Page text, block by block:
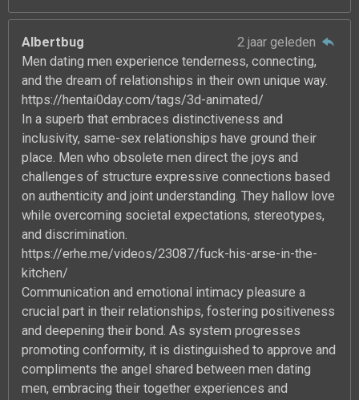
Albertbug
2 jaar geleden
Men dating men experience tenderness, connecting,
and the dream of relationships in their own unique way.
https://hentai0day.com/tags/3d-animated/
In a superb that embraces distinctiveness and
inclusivity, same-sex relationships have ground their
place. Men who obsolete men direct the joys and
challenges of structure expressive connections based
on authenticity and joint understanding. They hallow love
while overcoming societal expectations, stereotypes,
and discrimination.
https://erhe.me/videos/23087/fuck-his-arse-in-the-
kitchen/
Communication and emotional intimacy pleasure a
crucial part in their relationships, fostering positiveness
and deepening their bond. As system progresses
promoting conformity, it is distinguished to approve and
compliments the angel shared between men dating
men, embracing their together experiences and